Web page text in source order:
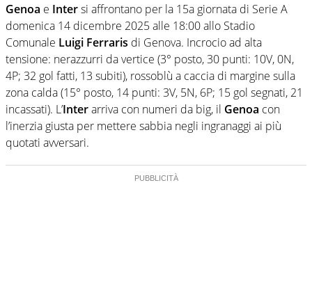
Genoa e Intersi affrontano per la 15a giornata di Serie A
domenica 14 dicembre 2025 alle 18:00 allo Stadio
Comunale Luigi Ferraris di Genova. Incrocio ad alta
tensione: nerazzurri da vertice (3° posto, 30 punti: 10V, 0N,
4P; 32 gol fatti, 13 subiti), rossoblù a caccia di margine sulla
zona calda (15° posto, 14 punti: 3V, 5N, 6P; 15 gol segnati, 21
incassati). L’Interarriva con numeri da big, il Genoa con
l’inerzia giusta per mettere sabbia negli ingranaggi ai più
quotati avversari.